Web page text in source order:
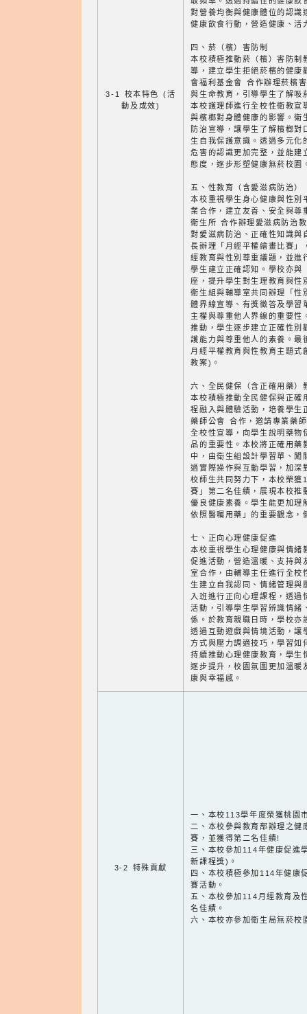
3-1 校本特色 (活
動及成效)
對營養均衡與健康體位的認識
健康飲食行動，營造健康、活
四、菸（檳）害防制
本校積極推動菸（檳）害防制
導，建立學生拒絕菸檳的健
會福利基金會 合作辦理菸檳
與生命教育，引導學生了解吸
本校護理師進行全校性衛教宣
與檳榔對身體健康的影響。衛
防治宣導，讓學生了解檳榔
生自我保護意識。透過多元化
危害的認識更加完整，並能建
態度，逐步形塑健康無菸校園
五、性教育（含愛滋病防治）
本校重視學生身心健康與性別
業合作，建立友善、安全與
衛生所 合作辦理愛滋病防治
對愛滋病防治、正確性知識與
長辦理「月經平權繪畫比賽」
經教育與性別尊重議題，並進
學生建立正確認知。學校亦
座，提升學生對生理教育與性
衛生組與輔導室共同辦理「性
體界線宣導、有獎徵答及學習
主權與尊重他人界線的重要性
推動，學生逐步建立正確性別
護能力與尊重他人的素養。最
月經平權教育與性教育主題
教案)。
六、全民健保（含正確用藥）
本校積極推動全民健保與正確
程融入與體驗活動，培養學
藥師公會 合作，邀請專業藥
全校性宣導，向學生說明藥物
品的重要性。本校將正確用藥
中，由衛生組設計學習單、闖
過實際操作與互動學習，加深
校師生共同努力下，本校榮
賽」第二名佳績，展現本校推
優良健康素養。學生能更加理
依照醫囑用藥」的重要觀念，
七、正向心理健康促進
本校重視學生心理健康與情緒
促進活動，營造溫暖、支持與
室合作，由輔導主任進行全校
生建立自我認同、情緒管理與
入班進行正向心理課程，透
活動，引導學生學習辨識情緒
係。於教育親職日時，學校亦
透過互動遊戲與情境活動，讓
方式與壓力調適技巧，學習如
持續推動心理健康教育，學生
逐步提升，校園氛圍更加溫暖
康與幸福感。
3-2 特殊貢獻
一、本校113學年度榮獲桃園
二、本校參與教育部辦理之
賽，並獲得第二名佳績!
三、本校參加114年健康促進
新課程獎)。
四、本校積極參加114年健康
賽活動。
五、本校參加114月經教育及
名佳績。
六、本校亦參加衛生局無菸校